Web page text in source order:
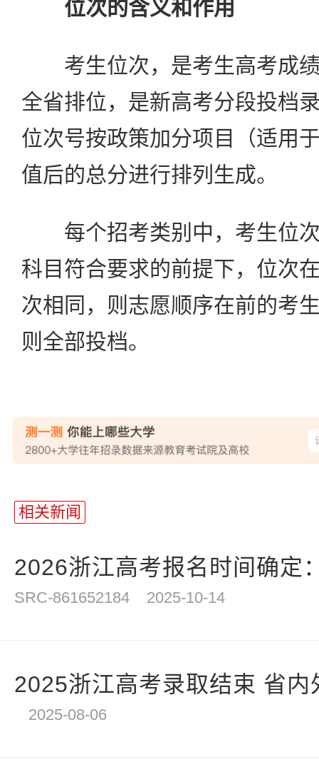
位次的含义和作用
考生位次，是考生高考成绩
全省排位，是新高考分段投档
位次号按政策加分项目（适用
值后的总分进行排列生成。
每个招考类别中，考生位次
科目符合要求的前提下，位次
次相同，则志愿顺序在前的考
则全部投档。
相关新闻
2026浙江高考报名时间确定
SRC-861652184 2025-10-14
2025浙江高考录取结束 省
2025-08-06